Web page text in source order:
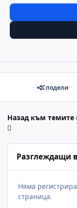
Сподели
Назад към темите
Разглеждащи
Няма
страница.